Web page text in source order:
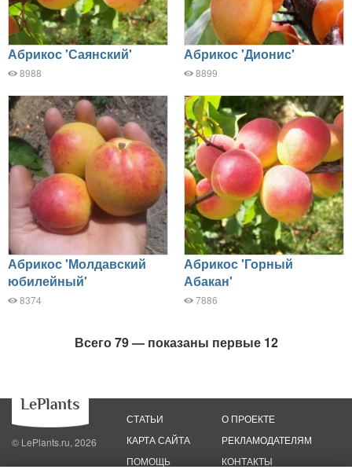
Абрикос 'Саянский'
8988
Абрикос 'Дионис'
8899
Абрикос 'Молдавский
юбилейный'
8374
Абрикос 'Горный
Абакан'
7886
Всего 79 — показаны первые 12
© LePlants.ru, 2026
СТАТЬИ
КАРТА САЙТА
ПОМОЩЬ
О ПРОЕКТЕ
РЕКЛАМОДАТЕЛЯМ
КОНТАКТЫ